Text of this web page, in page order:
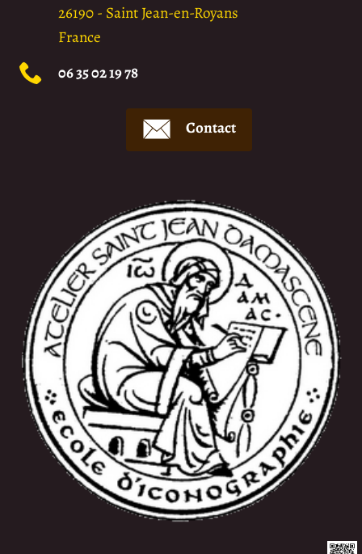
26190- Saint Jean-en-Royans
France
06 35 02 19 78
Contact